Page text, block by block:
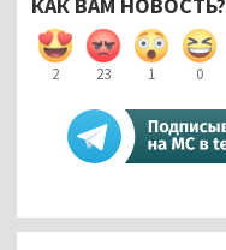
2 23 1 0